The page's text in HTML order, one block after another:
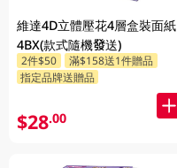
維達4D立體壓花4層盒裝面紙
4BX(款式隨機發送)
2件$50
滿$158送1件贈品
指定品牌送贈品
$28.00